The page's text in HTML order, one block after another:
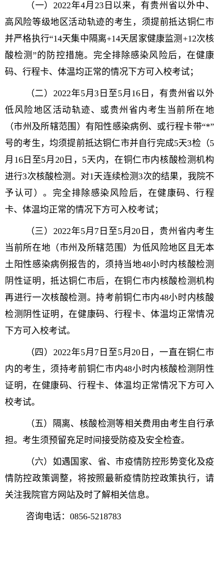
（一）2022年4月23日以来，有贵州省以外中、
高风险等级地区活动轨迹的考生，须提前抵达铜仁市
并严格执行“14天集中隔离+14天居家健康监测+12次核
酸检测”的防控措施。完全排除感染风险后，在健康
码、行程卡、体温均正常的情况下方可入校考试；
（二）2022年5月3日至5月16日，有贵州省以外
低风险地区活动轨迹、或贵州省内考生当前所在地
（市州及所辖范围）有阳性感染病例、或行程卡带“*”
号的考生，均须提前抵达铜仁市并自行完成5天3检（5
月16日至5月20日，5天内，在铜仁市内核酸检测机构
进行3次核酸检测。对1天连续检测3次的结果，我院不
予认可）。完全排除感染风险后，在健康码、行程
卡、体温均正常的情况下方可入校考试；
（三）2022年5月7日至5月20日，贵州省内考生
当前所在地（市州及所辖范围）为低风险地区且无本
土阳性感染病例报告的，须持当地48小时内核酸检测
阴性证明，抵达铜仁市后，在铜仁市内核酸检测机构
再进行一次核酸检测。持考前铜仁市内48小时内核酸
检测阴性证明，在健康码、行程卡、体温均正常情况
下方可入校考试。
（四）2022年5月7日至5月20日，一直在铜仁市
内的考生，须持考前铜仁市内48小时内核酸检测阴性
证明，在健康码、行程卡、体温均正常情况下方可入
校考试。
（五）隔离、核酸检测等相关费用由考生自行承
担。考生须预留充足时间接受防疫及安全检查。
（六）如遇国家、省、市疫情防控形势变化及疫
情防控政策调整，将按照最新疫情防控政策执行，请
关注我院官方网站及时了解相关信息。
咨询电话：0856-5218783